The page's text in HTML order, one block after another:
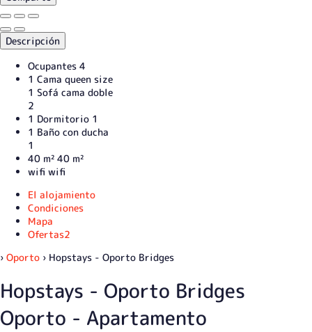
Descripción
Ocupantes 4
1 Cama queen size
1 Sofá cama doble
2
1 Dormitorio 1
1 Baño con ducha
1
40 m² 40 m²
wifi wifi
El alojamiento
Condiciones
Mapa
Ofertas2
› Oporto › Hopstays - Oporto Bridges
Hopstays - Oporto Bridges
Oporto - Apartamento